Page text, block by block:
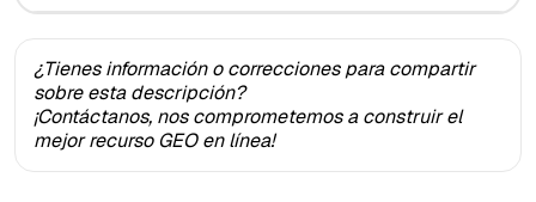
¿Tienes información o correcciones para compartir
sobre esta descripción?
¡Contáctanos, nos comprometemos a construir el
mejor recurso GEO en línea!